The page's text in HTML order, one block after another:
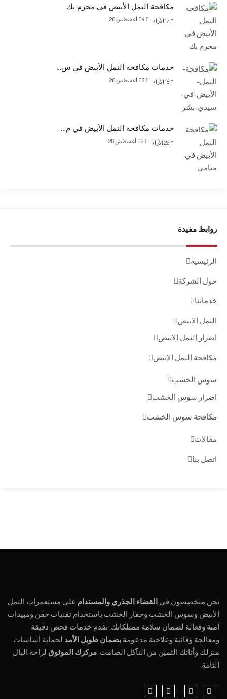
مكافحة النمل الأبيض في محرم بك
04 أغسطس 26 الآراء
خدمات مكافحة النمل الأبيض في س…
03 أغسطس 26 الآراء
خدمات مكافحة النمل الأبيض في م…
03 أغسطس 26 الآراء
روابط مفيدة
الرئيسية
حول الشركة
خدماتنا
النمل الابيض
اضرار النمل الابيض
مكافحة النمل الابيض
سوس الخشب
اضرار سوس الخشب
مكافحة سوس الخشب
مقالات
اتصل بنا
نحن متخصصون في القضاء الجذري والمستدام على مستعمرات النمل
الأبيض وسوس الخشب وحفار الخشب باستخدام تقنيات حقن ومبيدات
آمنة وفعالة لضمان سلامة ممتلكاتك. نقدم خدمات فحص دقيقة
ومعالجة وقائية وعلاجية مدعومة بضمان طويل الأمد لحماية أساسات
منزلك وأثاثك الثمين من التآكل الصامت. مركزك الموثوق لراحة البال
التامة.